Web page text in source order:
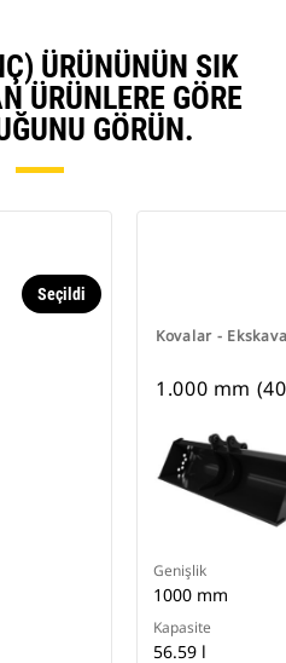
ÜRÜNÜNÜN SIK
ÜRÜNLERE GÖRE
GÖRÜN.
Seçildi
Kovalar -
1.000 mm
Genişlik
1000 mm
Kapasite
56.59 l